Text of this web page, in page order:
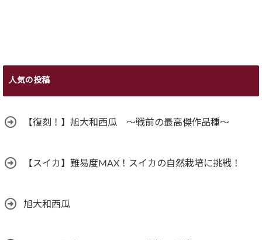
人気の投稿
【復刻！】旭大和西瓜 ～戦前の最高傑作品種～
【スイカ】難易度MAX！スイカの自然栽培に挑戦！
旭大和西瓜